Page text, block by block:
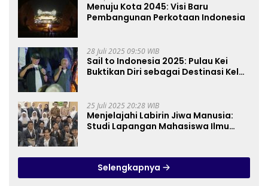
Menuju Kota 2045: Visi Baru
Pembangunan Perkotaan Indonesia
28 Juli 2025 09:50 WIB
Sail to Indonesia 2025: Pulau Kei
Buktikan Diri sebagai Destinasi Kelas
25 Juli 2025 20:28 WIB
Menjelajahi Labirin Jiwa Manusia:
Studi Lapangan Mahasiswa Ilmu
Selengkapnya